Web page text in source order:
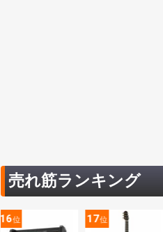
売れ筋ランキング
16位 17位